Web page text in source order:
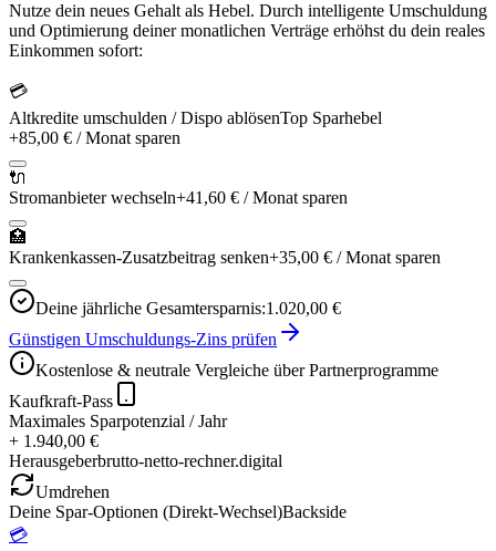
Nutze dein neues Gehalt als Hebel. Durch intelligente Umschuldung
und Optimierung deiner monatlichen Verträge erhöhst du dein reales
Einkommen sofort:
💳
Altkredite umschulden / Dispo ablösenTop Sparhebel
+85,00 € / Monat sparen
🔌
Stromanbieter wechseln+41,60 € / Monat sparen
🏥
Krankenkassen-Zusatzbeitrag senken+35,00 € / Monat sparen
Deine jährliche Gesamtersparnis:1.020,00 €
Günstigen Umschuldungs-Zins prüfen
Kostenlose & neutrale Vergleiche über Partnerprogramme
Kaufkraft-Pass
Maximales Sparpotenzial / Jahr
+ 1.940,00 €
Herausgeberbrutto-netto-rechner.digital
Umdrehen
Deine Spar-Optionen (Direkt-Wechsel)Backside
💳